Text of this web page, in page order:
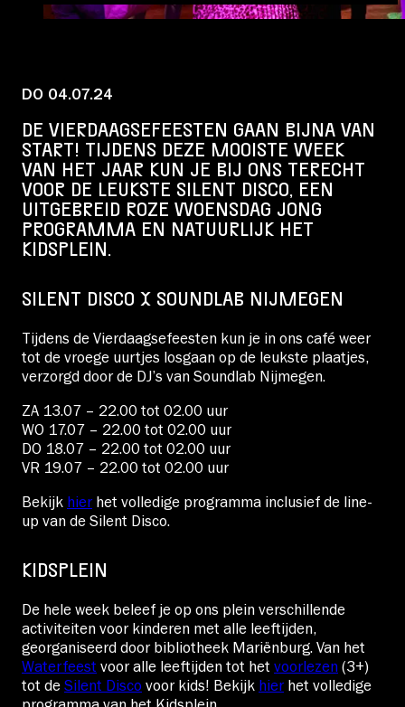
Educatie
Over Stichting LUX
Nieuws
Account
Volg ons op:
DO 04.07.24
DE VIERDAAGSEFEESTEN GAAN BIJNA VAN
START! TIJDENS DEZE MOOISTE WEEK
VAN HET JAAR KUN JE BIJ ONS TERECHT
VOOR DE LEUKSTE SILENT DISCO, EEN
UITGEBREID ROZE WOENSDAG JONG
PROGRAMMA EN NATUURLIJK HET
KIDSPLEIN.
SILENT DISCO X SOUNDLAB NIJMEGEN
Tijdens de Vierdaagsefeesten kun je in ons café weer
tot de vroege uurtjes losgaan op de leukste plaatjes,
verzorgd door de DJ’s van Soundlab Nijmegen.
ZA 13.07 – 22.00 tot 02.00 uur
WO 17.07 – 22.00 tot 02.00 uur
DO 18.07 – 22.00 tot 02.00 uur
VR 19.07 – 22.00 tot 02.00 uur
Bekijk hierhet volledige programma inclusief de line-
up van de Silent Disco.
KIDSPLEIN
De hele week beleef je op ons plein verschillende
activiteiten voor kinderen met alle leeftijden,
georganiseerd door bibliotheek Mariënburg. Van het
Waterfeest voor alle leeftijden tot het voorlezen (3+)
tot de Silent Disco voor kids! Bekijk hierhet volledige